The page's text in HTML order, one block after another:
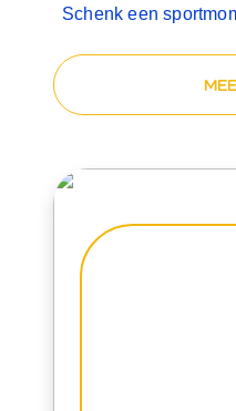
Schenk een